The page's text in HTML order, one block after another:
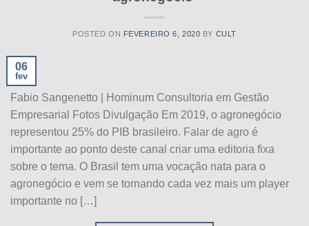
POSTED ON FEVEREIRO 6, 2020 BY CULT
06
fev
Fabio Sangenetto | Hominum Consultoria em Gestão
Empresarial Fotos Divulgação Em 2019, o agronegócio
representou 25% do PIB brasileiro. Falar de agro é
importante ao ponto deste canal criar uma editoria fixa
sobre o tema. O Brasil tem uma vocação nata para o
agronegócio e vem se tornando cada vez mais um player
importante no […]